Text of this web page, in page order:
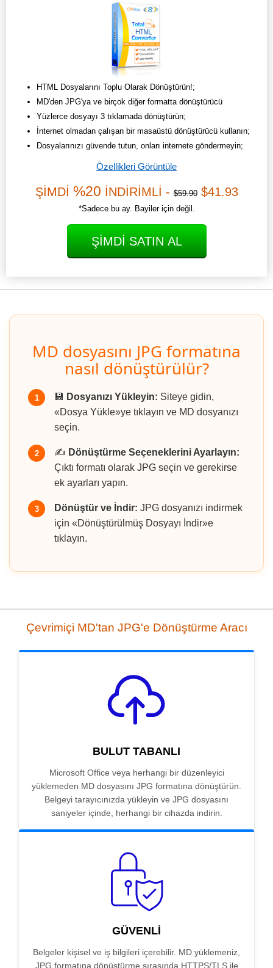
HTML Dosyalarını Toplu Olarak Dönüştürün!;
MD'den JPG'ya ve birçok diğer formatta dönüştürücü
Yüzlerce dosyayı 3 tıklamada dönüştürün;
İnternet olmadan çalışan bir masaüstü dönüştürücü kullanın;
Dosyalarınızı güvende tutun, onları internete göndermeyin;
Özellikleri Görüntüle
ŞİMDİ %20 İNDİRİMLİ -$59.90$41.93
*Sadece bu ay. Bayiler için değil.
ŞIMDI SATIN AL
MD dosyasını JPG formatına
nasıl dönüştürülür?
1 💾 Dosyanızı Yükleyin: Siteye gidin,
«Dosya Yükle»ye tıklayın ve MD dosyanızı
seçin.
2 ✍️ Dönüştürme Seçeneklerini Ayarlayın:
Çıktı formatı olarak JPG seçin ve gerekirse
ek ayarları yapın.
3 Dönüştür ve İndir: JPG dosyanızı indirmek
için «Dönüştürülmüş Dosyayı İndir»e
tıklayın.
Çevrimiçi MD'tan JPG'e Dönüştürme Aracı
BULUT TABANLI
Microsoft Office veya herhangi bir düzenleyici
yüklemeden MD dosyasını JPG formatına dönüştürün.
Belgeyi tarayıcınızda yükleyin ve JPG dosyasını
saniyeler içinde, herhangi bir cihazda indirin.
GÜVENLI
Belgeler kişisel ve iş bilgileri içerebilir. MD yüklemeniz,
JPG formatına dönüştürme sırasında HTTPS/TLS ile